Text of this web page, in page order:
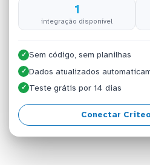
1
integração disponível
✓ Sem código, sem planilhas
✓ Dados atualizados
✓ Teste grátis por 14 dias
Conectar